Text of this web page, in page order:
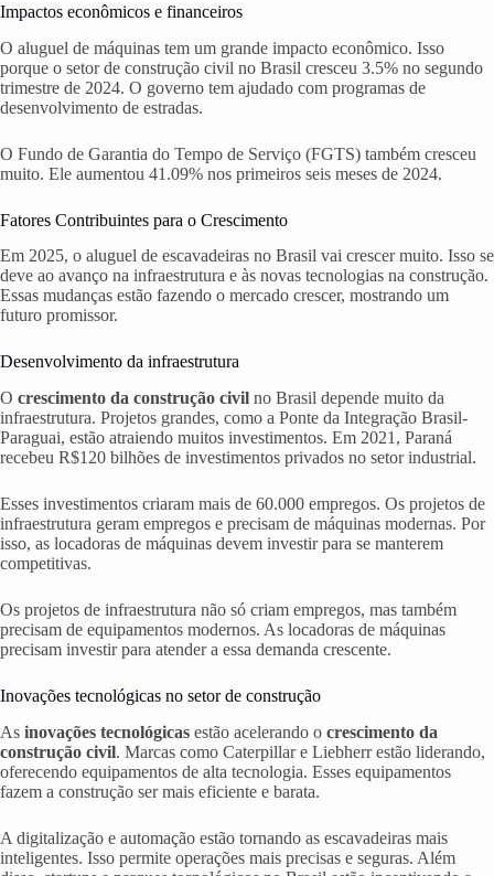
Impactos econômicos e financeiros
O aluguel de máquinas tem um grande impacto econômico. Isso
porque o setor de construção civil no Brasil cresceu 3.5% no segundo
trimestre de 2024. O governo tem ajudado com programas de
desenvolvimento de estradas.
O Fundo de Garantia do Tempo de Serviço (FGTS) também cresceu
muito. Ele aumentou 41.09% nos primeiros seis meses de 2024.
Fatores Contribuintes para o Crescimento
Em 2025, o aluguel de escavadeiras no Brasil vai crescer muito. Isso se
deve ao avanço na infraestrutura e às novas tecnologias na construção.
Essas mudanças estão fazendo o mercado crescer, mostrando um
futuro promissor.
Desenvolvimento da infraestrutura
O crescimento da construção civil no Brasil depende muito da
infraestrutura. Projetos grandes, como a Ponte da Integração Brasil-
Paraguai, estão atraiendo muitos investimentos. Em 2021, Paraná
recebeu R$120 bilhões de investimentos privados no setor industrial.
Esses investimentos criaram mais de 60.000 empregos. Os projetos de
infraestrutura geram empregos e precisam de máquinas modernas. Por
isso, as locadoras de máquinas devem investir para se manterem
competitivas.
Os projetos de infraestrutura não só criam empregos, mas também
precisam de equipamentos modernos. As locadoras de máquinas
precisam investir para atender a essa demanda crescente.
Inovações tecnológicas no setor de construção
As inovações tecnológicas estão acelerando o crescimento da
construção civil. Marcas como Caterpillar e Liebherr estão liderando,
oferecendo equipamentos de alta tecnologia. Esses equipamentos
fazem a construção ser mais eficiente e barata.
A digitalização e automação estão tornando as escavadeiras mais
inteligentes. Isso permite operações mais precisas e seguras. Além